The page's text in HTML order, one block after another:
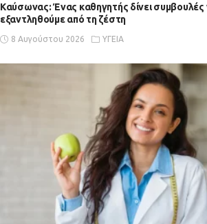
Kαύσωνας: Ένας καθηγητής δίνει συμβουλές
εξαντληθούμε από τη ζέστη
8 Αυγούστου 2026 ΥΓΕΙΑ